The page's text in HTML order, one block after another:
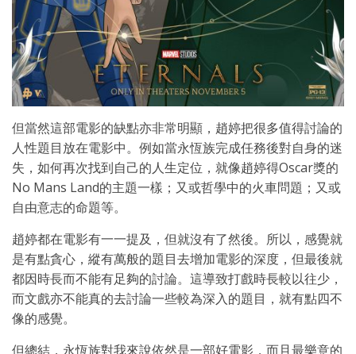
但當然這部電影的缺點亦非常明顯，趙婷把很多值得討論的
人性題目放在電影中。例如當永恆族完成任務後對自身的迷
失，如何再次找到自己的人生定位，就像趙婷得Oscar獎的
No Mans Land的主題一樣；又或哲學中的火車問題；又或
自由意志的命題等。
趙婷都在電影有一一提及，但就沒有了然後。所以，感覺就
是有點貪心，縱有萬般的題目去增加電影的深度，但最後就
都因時長而不能有足夠的討論。這導致打戲時長較以往少，
而文戲亦不能真的去討論一些較為深入的題目，就有點四不
像的感覺。
但總結，永恆族對我來說依然是一部好電影，而且最樂意的